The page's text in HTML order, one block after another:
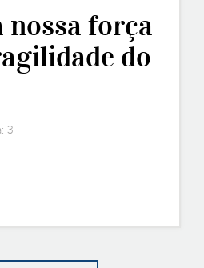
nossa força
do
3